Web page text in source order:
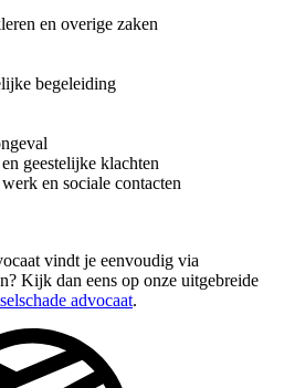
en overige zaken
begeleiding
geestelijke klachten
en sociale contacten
vindt je eenvoudig via
Kijk dan eens op onze uitgebreide
advocaat.